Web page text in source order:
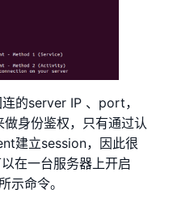
的server IP 、port，
身份鉴权，只有通过认
建立session，因此很
在一台服务器上开启
示命令。